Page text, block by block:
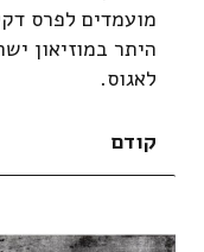
היתר במוזיאון
לאגוס.
קודם